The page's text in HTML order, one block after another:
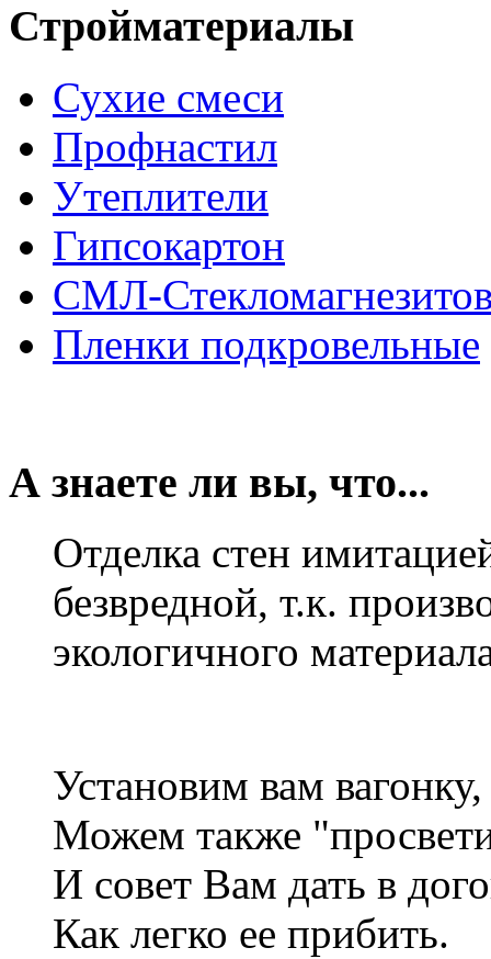
Стройматериалы
Сухие смеси
Профнастил
Утеплители
Гипсокартон
СМЛ-
Пленки подкровельные
А знаете ли вы, что...
Отделка стен
безвредной, т.к.
экологичного
Установим вам вагонку,
Можем также
И совет Вам дать в
Как легко ее прибить.